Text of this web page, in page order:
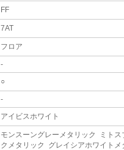
FF
7AT
フロア
-
○
-
アイビスホワイト
モンスーングレーメタリック ミトス
クメタリック グレイシアホワイトメ